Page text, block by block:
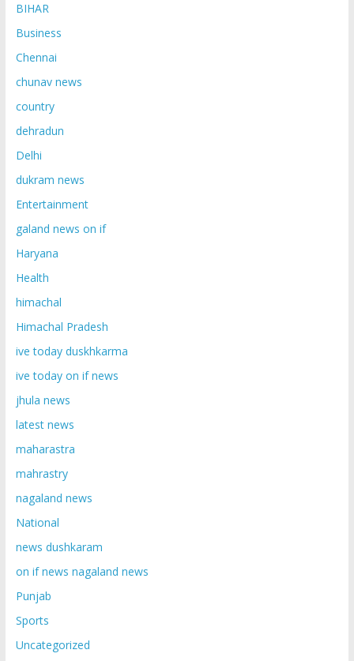
BIHAR
Business
Chennai
chunav news
country
dehradun
Delhi
dukram news
Entertainment
galand news on if
Haryana
Health
himachal
Himachal Pradesh
ive today duskhkarma
ive today on if news
jhula news
latest news
maharastra
mahrastry
nagaland news
National
news dushkaram
on if news nagaland news
Punjab
Sports
Uncategorized